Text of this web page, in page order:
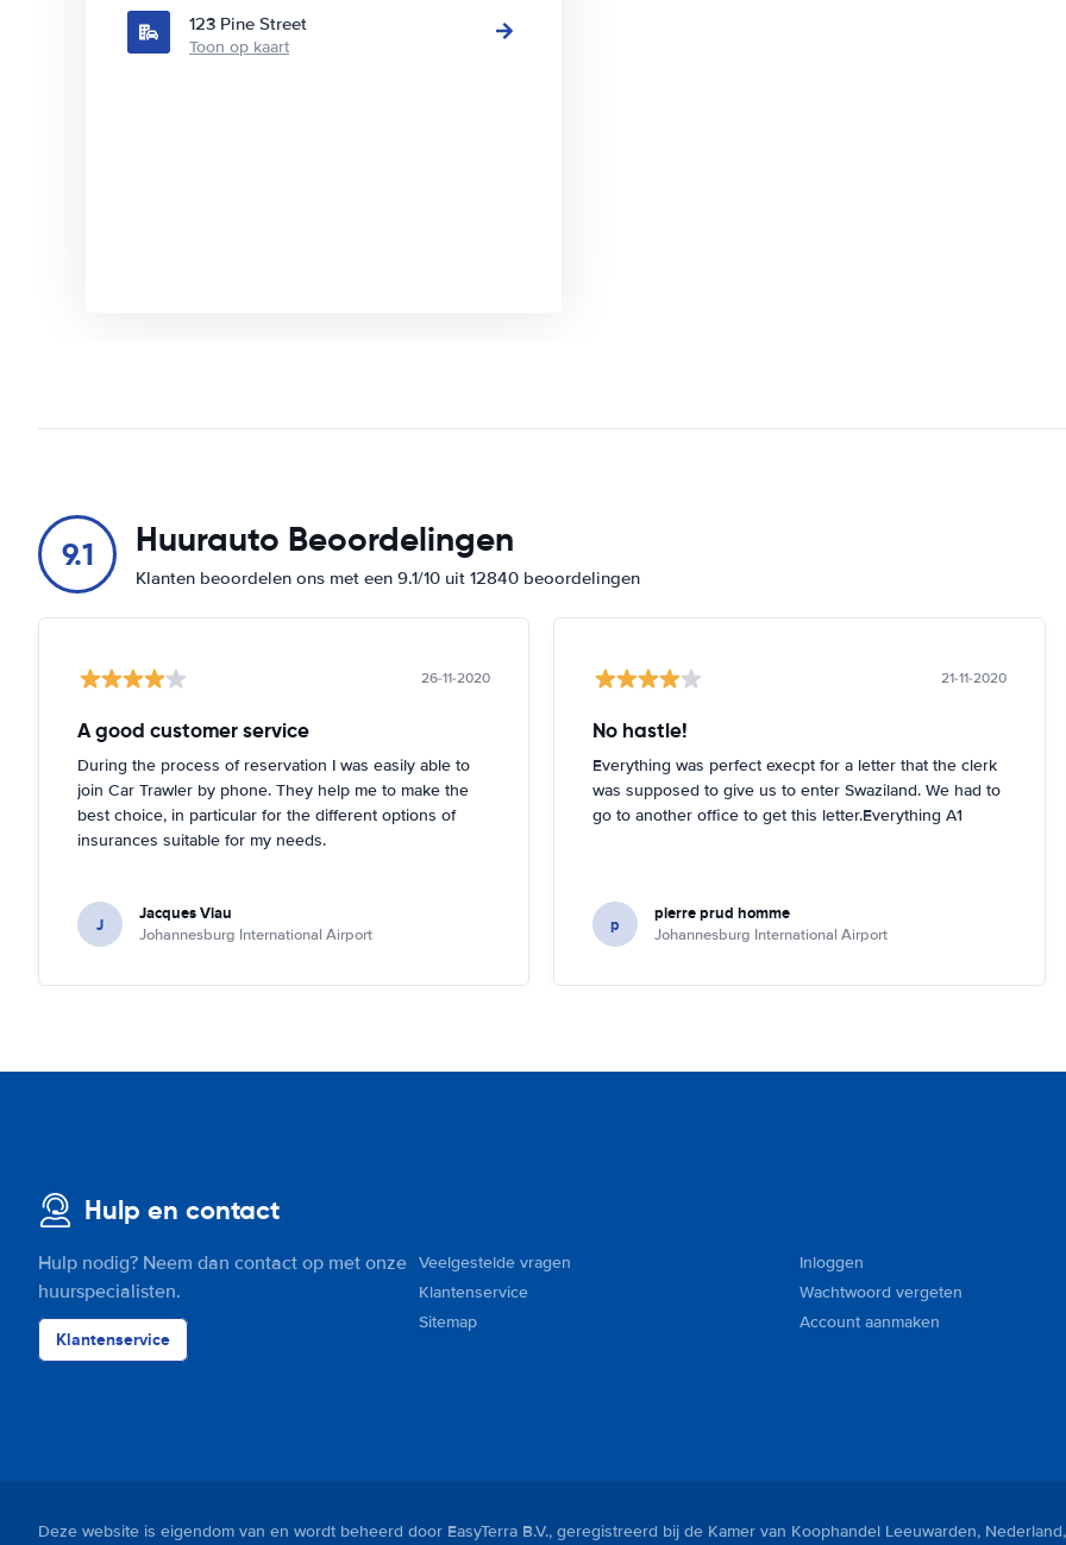
123 Pine Street
Toon op kaart
9.1 Huurauto Beoordelingen
Klanten beoordelen ons met een 9.1/10 uit 12840 beoordelingen
26-11-2020
A good customer service
During the process of reservation I was easily able to
join Car Trawler by phone. They help me to make the
best choice, in particular for the different options of
insurances suitable for my needs.
J Jacques Viau
Johannesburg International Airport
21-11-2020
No hastle!
Everything was perfect execpt for a letter that the clerk
was supposed to give us to enter Swaziland. We had to
go to another office to get this letter.Everything A1
p pierre prud homme
Johannesburg International Airport
Hulp en contact
Hulp nodig? Neem dan contact op met onze
huurspecialisten.
Klantenservice
Veelgestelde vragen
Klantenservice
Sitemap
Inloggen
Wachtwoord vergeten
Account aanmaken
Deze website is eigendom van en wordt beheerd door EasyTerra B.V., geregistreerd bij de Kamer van Koophandel Leeuwarden, Nederland,